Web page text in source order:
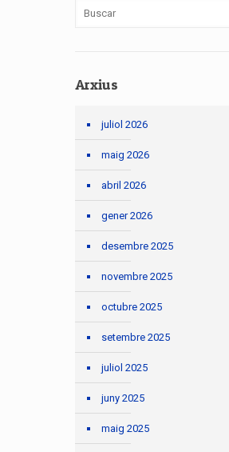
Arxius
juliol 2026
maig 2026
abril 2026
gener 2026
desembre 2025
novembre 2025
octubre 2025
setembre 2025
juliol 2025
juny 2025
maig 2025